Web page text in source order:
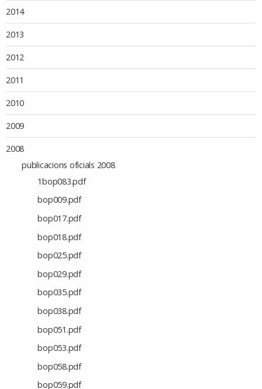
2014
2013
2012
2011
2010
2009
2008
publicacions oficials 2008
1bop083.pdf
bop009.pdf
bop017.pdf
bop018.pdf
bop025.pdf
bop029.pdf
bop035.pdf
bop038.pdf
bop051.pdf
bop053.pdf
bop058.pdf
bop059.pdf